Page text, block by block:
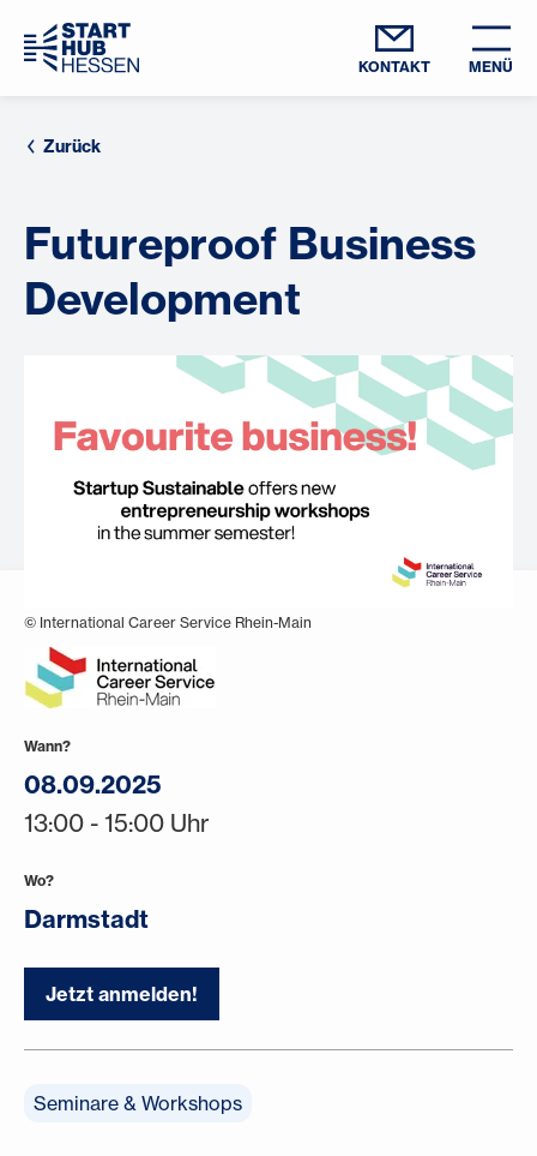
KONTAKT MENÜ
Zurück
Futureproof Business
Development
© International Career Service Rhein-Main
Wann?
08.09.2025
13:00 - 15:00 Uhr
Wo?
Darmstadt
Jetzt anmelden!
Seminare & Workshops